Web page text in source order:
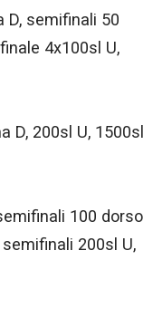
D, semifinali 50
4x100sl U,
D, 200sl U, 1500sl
100 dorso
200sl U,